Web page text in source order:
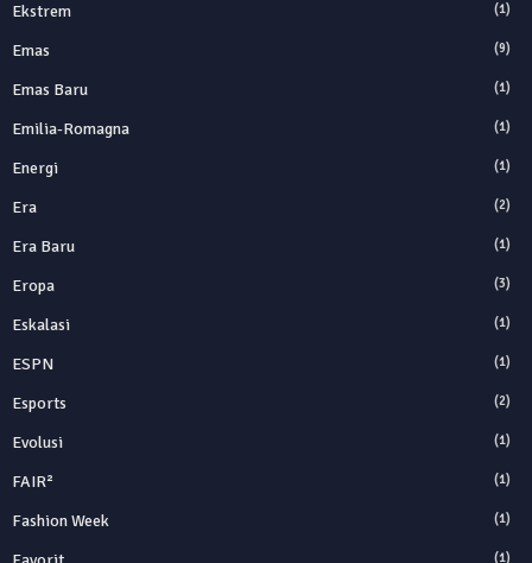
Ekstrem (1)
Emas (9)
Emas Baru (1)
Emilia-Romagna (1)
Energi (1)
Era (2)
Era Baru (1)
Eropa (3)
Eskalasi (1)
ESPN (1)
Esports (2)
Evolusi (1)
FAIR² (1)
Fashion Week (1)
(1)